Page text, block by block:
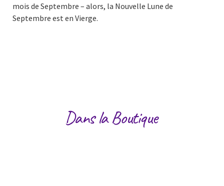
mois de Septembre – alors, la Nouvelle Lune de
Septembre est en Vierge.
Dans la Boutique